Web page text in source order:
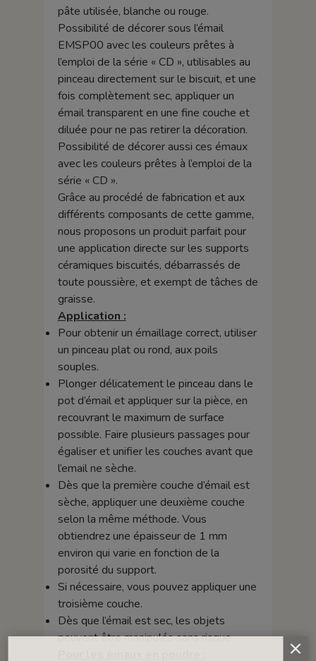
pâte utilisée, blanche ou rouge.
Possibilité de décorer sous l’émail
EMSP00 avec les couleurs prêtes à
l’emploi de la série « CD », utilisables au
pinceau directement sur le biscuit, et une
fois complètement sec, appliquer un
émail transparent en une fine couche et
diluée pour ne pas retirer la décoration.
Possibilité de décorer aussi ces émaux
avec les couleurs prêtes à l’emploi de la
série « CD ».
Grâce au procédé de fabrication et aux
différents composants de cette gamme,
nous proposons un produit parfait pour
une application directe sur les supports
céramiques biscuités, débarrassés de
toute poussière, et exempt de tâches de
graisse.
Application :
Pour obtenir un émaillage correct, utiliser
un pinceau plat ou rond, aux poils
souples.
Plonger délicatement le pinceau dans le
pot d’émail et appliquer sur la pièce, en
recouvrant le maximum de surface
possible. Faire plusieurs passages pour
égaliser et unifier les couches avant que
l’email ne sèche.
Dès que la première couche d’émail est
sèche, appliquer une deuxième couche
selon la même méthode. Vous
obtiendrez une épaisseur de 1 mm
environ qui varie en fonction de la
porosité du support.
Si nécessaire, vous pouvez appliquer une
troisième couche.
Dès que l’émail est sec, les objets
peuvent être manipulés sans risque